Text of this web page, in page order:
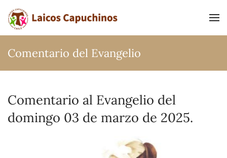
Ir al contenido principal
Comentario del Evangelio
Comentario al Evangelio del
domingo 03 de marzo de 2025.